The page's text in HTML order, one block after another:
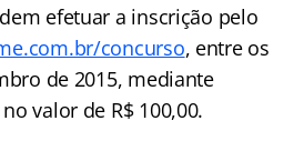
efetuar a inscrição pelo
concurso, entre os
de 2015, mediante
valor de R$ 100,00.